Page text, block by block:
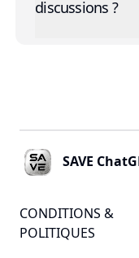
discussions ?
SAVE
CONDITIONS &
POLITIQUES